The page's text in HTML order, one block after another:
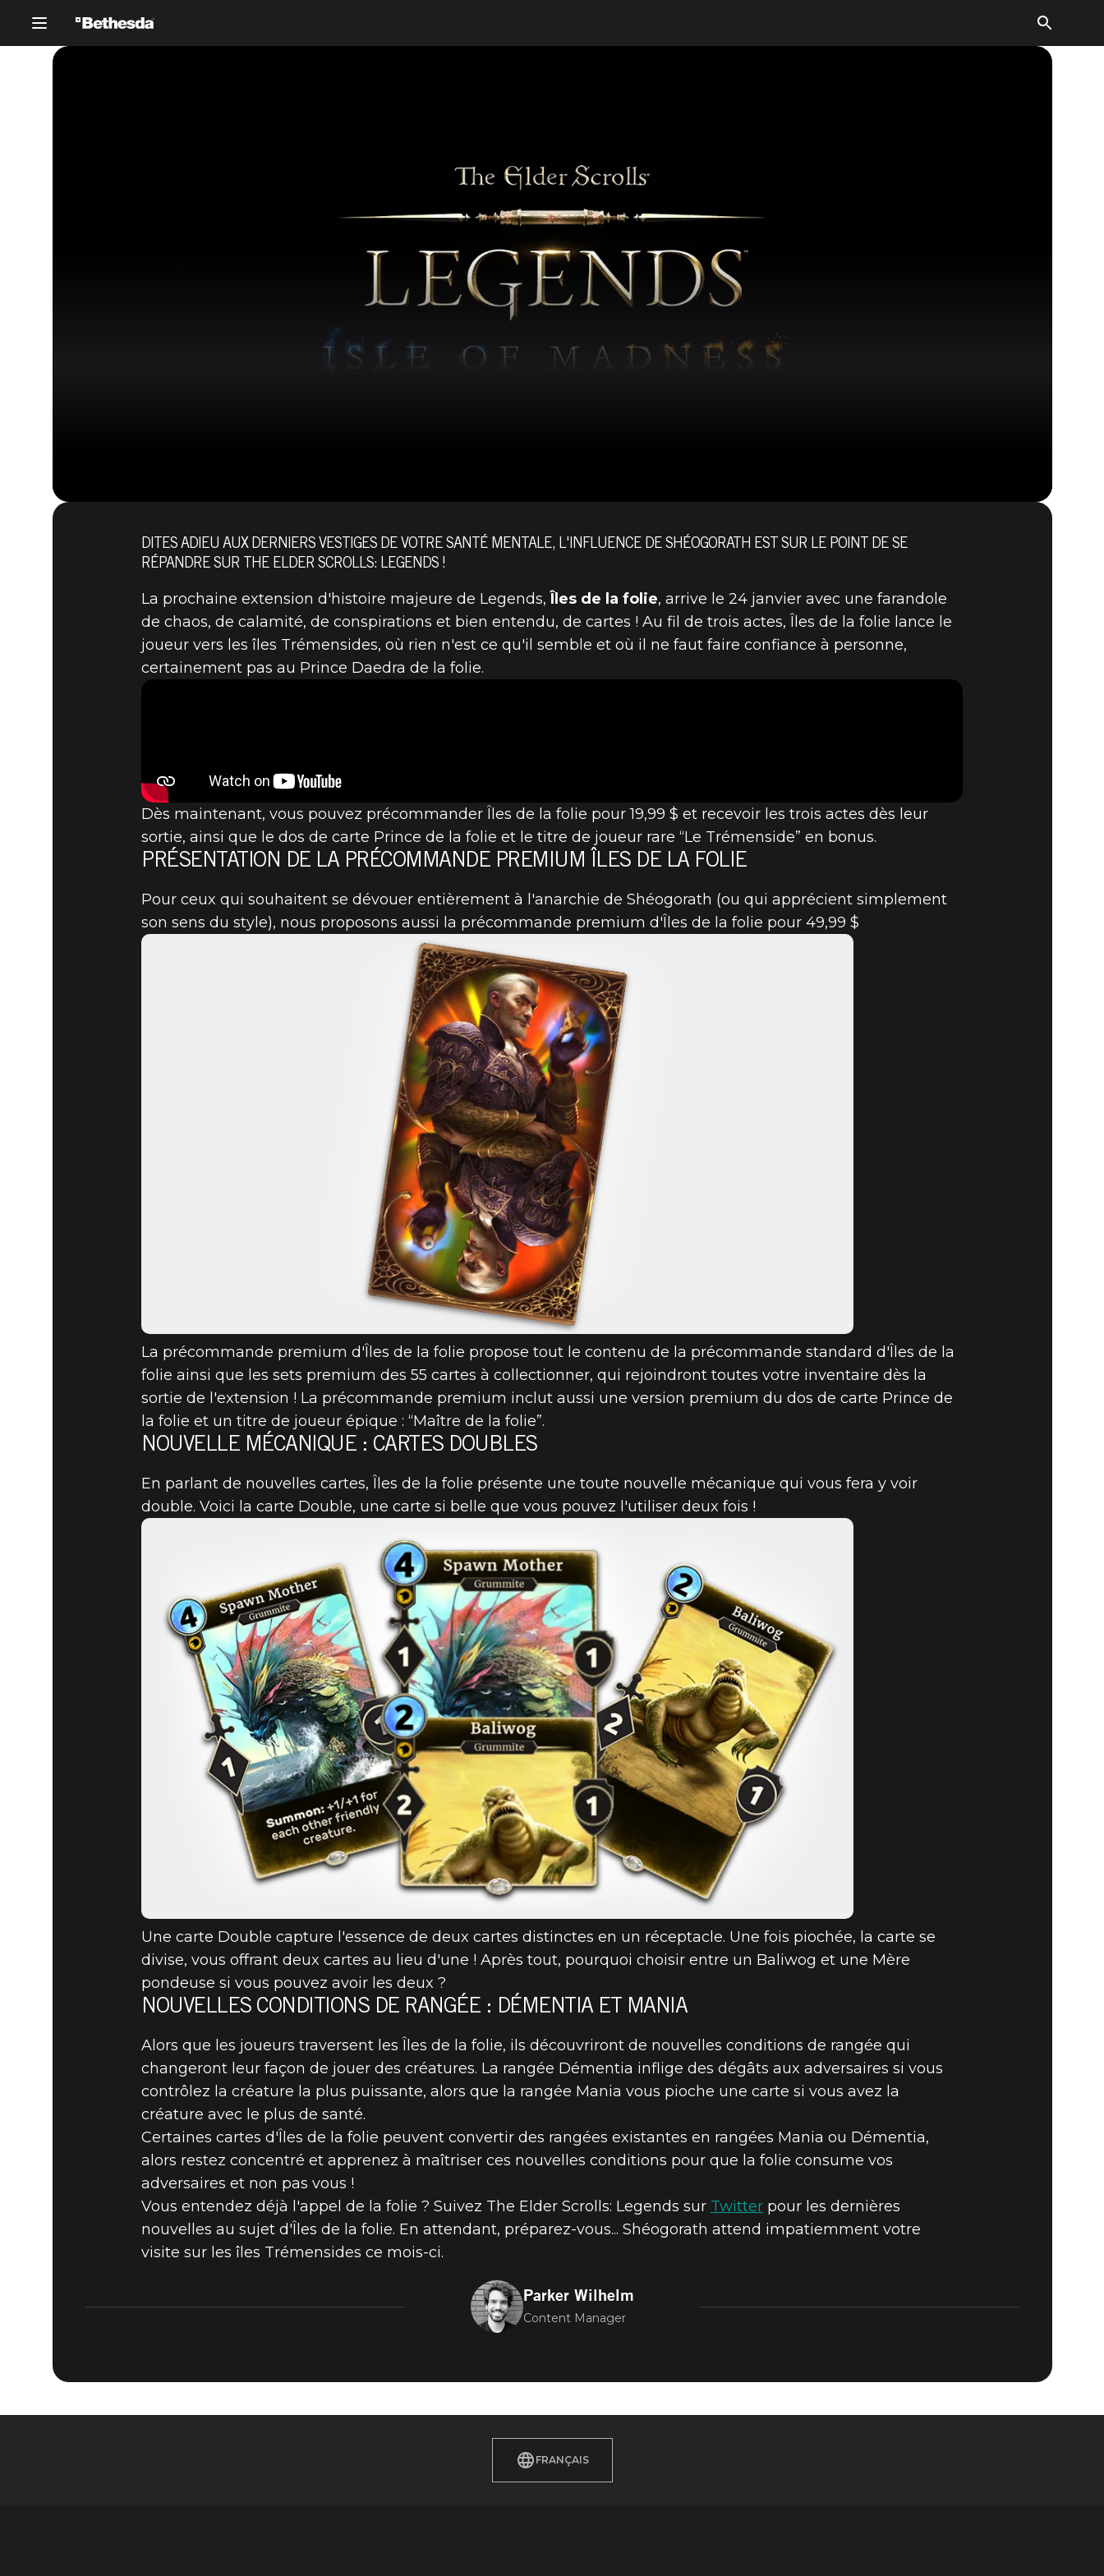
PRÉPAREZ-VOUS POUR LES ÎLES
DE LA FOLIE !
DITES ADIEU AUX DERNIERS VESTIGES DE VOTRE SANTÉ MENTALE, L'INFLUENCE DE SHÉOGORATH EST SUR LE POINT DE SE
RÉPANDRE SUR THE ELDER SCROLLS: LEGENDS !
La prochaine extension d'histoire majeure de Legends,Îles de la folie, arrive le 24 janvier avec une farandole
de chaos, de calamité, de conspirations et bien entendu, de cartes ! Au fil de trois actes, Îles de la folie lance le
joueur vers les îles Trémensides, où rien n'est ce qu'il semble et où il ne faut faire confiance à personne,
certainement pas au Prince Daedra de la folie.
Dès maintenant, vous pouvez précommander Îles de la folie pour 19,99 $ et recevoir les trois actes dès leur
sortie, ainsi que le dos de carte Prince de la folie et le titre de joueur rare “Le Trémenside” en bonus.
PRÉSENTATION DE LA PRÉCOMMANDE PREMIUM ÎLES DE LA FOLIE
Pour ceux qui souhaitent se dévouer entièrement à l'anarchie de Shéogorath (ou qui apprécient simplement
son sens du style), nous proposons aussi la précommande premium d'Îles de la folie pour 49,99 $
La précommande premium d'Îles de la folie propose tout le contenu de la précommande standard d'Îles de la
folie ainsi que les sets premium des 55 cartes à collectionner, qui rejoindront toutes votre inventaire dès la
sortie de l'extension ! La précommande premium inclut aussi une version premium du dos de carte Prince de
la folie et un titre de joueur épique : “Maître de la folie”.
NOUVELLE MÉCANIQUE : CARTES DOUBLES
En parlant de nouvelles cartes, Îles de la folie présente une toute nouvelle mécanique qui vous fera y voir
double. Voici la carte Double, une carte si belle que vous pouvez l'utiliser deux fois !
Une carte Double capture l'essence de deux cartes distinctes en un réceptacle. Une fois piochée, la carte se
divise, vous offrant deux cartes au lieu d'une ! Après tout, pourquoi choisir entre un Baliwog et une Mère
pondeuse si vous pouvez avoir les deux ?
NOUVELLES CONDITIONS DE RANGÉE : DÉMENTIA ET MANIA
Alors que les joueurs traversent les Îles de la folie, ils découvriront de nouvelles conditions de rangée qui
changeront leur façon de jouer des créatures. La rangée Démentia inflige des dégâts aux adversaires si vous
contrôlez la créature la plus puissante, alors que la rangée Mania vous pioche une carte si vous avez la
créature avec le plus de santé.
Certaines cartes d'Îles de la folie peuvent convertir des rangées existantes en rangées Mania ou Démentia,
alors restez concentré et apprenez à maîtriser ces nouvelles conditions pour que la folie consume vos
adversaires et non pas vous !
Vous entendez déjà l'appel de la folie ? Suivez The Elder Scrolls: Legends sur Twitter pour les dernières
nouvelles au sujet d'Îles de la folie. En attendant, préparez-vous... Shéogorath attend impatiemment votre
visite sur les îles Trémensides ce mois-ci.
Parker Wilhelm
Content Manager
FRANÇAIS